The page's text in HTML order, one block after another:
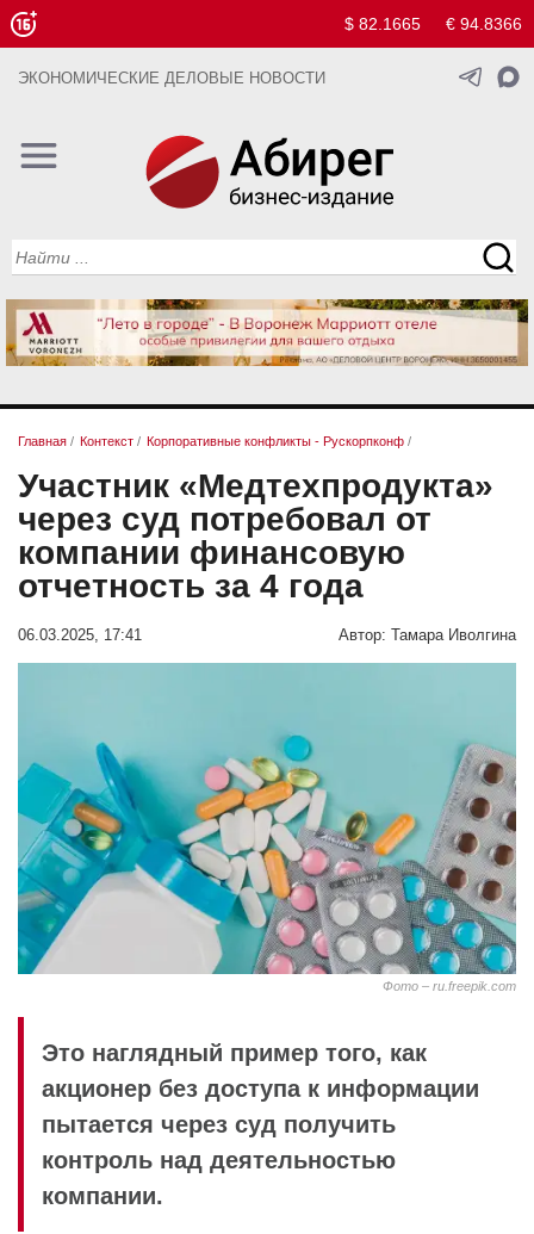
$ 82.1665 € 94.8366
ЭКОНОМИЧЕСКИЕ ДЕЛОВЫЕ НОВОСТИ
Главная / Контекст / Корпоративные конфликты - Рускорпконф /
Участник «Медтехпродукта»
через суд потребовал от
компании финансовую
отчетность за 4 года
06.03.2025, 17:41 Автор: Тамара Иволгина
Фото – ru.freepik.com
Это наглядный пример того, как
акционер без доступа к информации
пытается через суд получить
контроль над деятельностью
компании.